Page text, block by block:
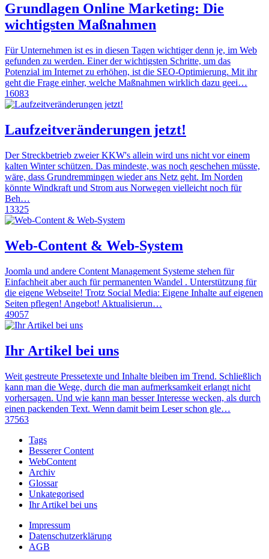
Grundlagen Online Marketing: Die
wichtigsten Maßnahmen
Für Unternehmen ist es in diesen Tagen wichtiger denn je, im Web
gefunden zu werden. Einer der wichtigsten Schritte, um das
Potenzial im Internet zu erhöhen, ist die SEO-Optimierung. Mit ihr
geht die Frage einher, welche Maßnahmen wirklich dazu geei…
16083
Laufzeitveränderungen jetzt!
Der Streckbetrieb zweier KKW's allein wird uns nicht vor einem
kalten Winter schützen. Das mindeste, was noch geschehen müsste,
wäre, dass Grundremmingen wieder ans Netz geht. Im Norden
könnte Windkraft und Strom aus Norwegen vielleicht noch für
Beh…
13325
Web-Content & Web-System
Joomla und andere Content Management Systeme stehen für
Einfachheit aber auch für permanenten Wandel . Unterstützung für
die eigene Webseite! Trotz Social Media: Eigene Inhalte auf eigenen
Seiten pflegen! Angebot! Aktualisierun…
49057
Ihr Artikel bei uns
Weit gestreute Pressetexte und Inhalte bleiben im Trend. Schließlich
kann man die Wege, durch die man aufmerksamkeit erlangt nicht
vorhersagen. Und wie kann man besser Interesse wecken, als durch
einen packenden Text. Wenn damit beim Leser schon gle…
37563
Tags
Besserer Content
WebContent
Archiv
Glossar
Unkategorised
Ihr Artikel bei uns
Impressum
Datenschutzerklärung
AGB